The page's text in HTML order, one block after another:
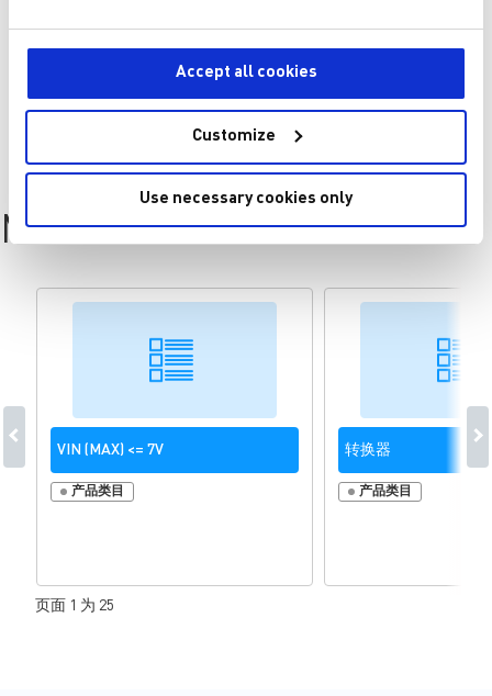
Accept all cookies
Customize
Use necessary cookies only
MP2012 Resources
VIN (MAX) <= 7V
产品类目
转换器
产品类目
页面 1 为 25